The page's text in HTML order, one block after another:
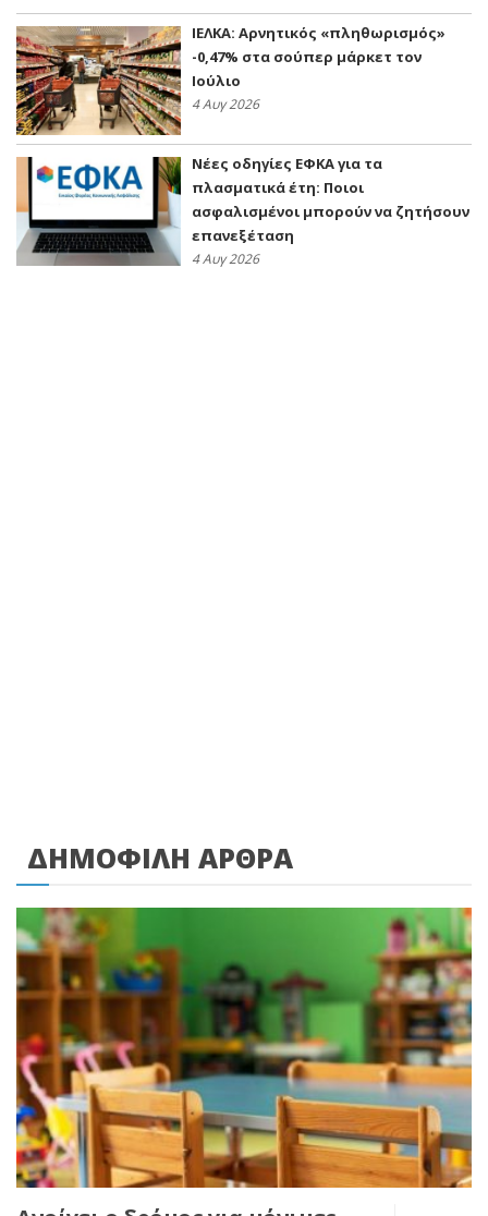
ΙΕΛΚΑ: Αρνητικός «πληθωρισμός»
-0,47% στα σούπερ μάρκετ τον
Ιούλιο
4 Αυγ 2026
Νέες οδηγίες ΕΦΚΑ για τα
πλασματικά έτη: Ποιοι
ασφαλισμένοι μπορούν να ζητήσουν
επανεξέταση
4 Αυγ 2026
ΔΗΜΟΦΙΛΗ ΑΡΘΡΑ